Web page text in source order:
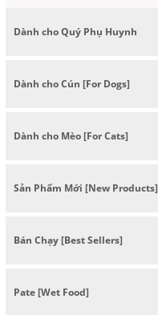
Dành cho Quý Phụ Huynh
Dành cho Cún [For Dogs]
Dành cho Mèo [For Cats]
Sản Phẩm Mới [New Products]
Bán Chạy [Best Sellers]
Pate [Wet Food]